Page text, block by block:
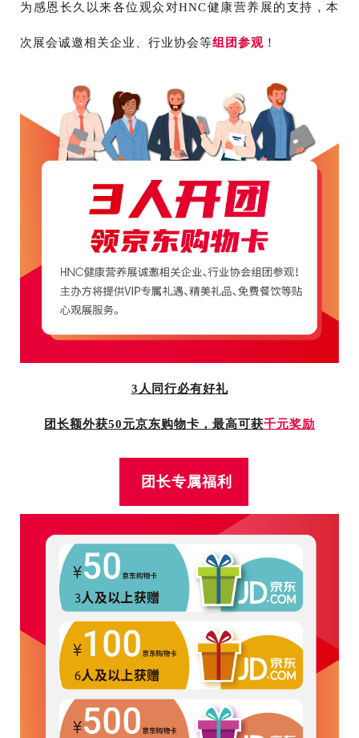
为感恩长久以来各位观众对HNC健康营养展的支持，本
次展会诚邀相关企业、行业协会等组团参观 ！
3人同行必有好礼
团长额外获50元京东购物卡，最高可获千元奖励
团长专属福利